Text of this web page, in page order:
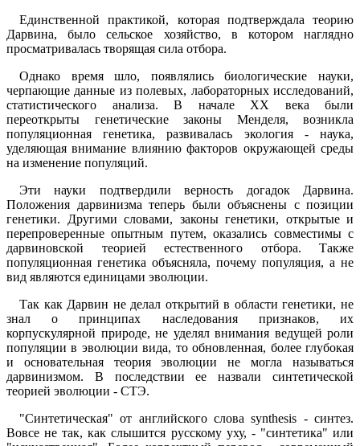
Единственной практикой, которая подтверждала теорию
Дарвина, было сельское хозяйство, в котором наглядно
просматривалась творящая сила отбора.
Однако время шло, появлялись биологические науки,
черпающие данные из полевых, лабораторных исследований,
статистического анализа. В начале XX века были
переоткрыты генетические законы Менделя, возникла
популяционная генетика, развивалась экология - наука,
уделяющая внимание влиянию факторов окружающей среды
на изменение популяций.
Эти науки подтвердили верность догадок Дарвина.
Положения дарвинизма теперь были объяснены с позиции
генетики. Другими словами, законы генетики, открытые и
перепроверенные опытным путем, оказались совместимы с
дарвиновской теорией естественного отбора. Также
популяционная генетика объясняла, почему популяция, а не
вид являются единицами эволюции.
Так как Дарвин не делал открытий в области генетики, не
знал о принципах наследования признаков, их
корпускулярной природе, не уделял внимания ведущей роли
популяции в эволюции вида, то обновленная, более глубокая
и основательная теория эволюции не могла называться
дарвинизмом. В последствии ее назвали синтетической
теорией эволюции - СТЭ.
"Синтетическая" от английского слова synthesis - синтез.
Вовсе не так, как слышится русскому уху, - "синтетика" или